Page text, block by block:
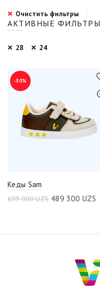
Очистить фильтры
АКТИВНЫЕ ФИЛЬТРЫ
28 24
-30%
Кеды Sam
699 000UZS 489 300 UZS